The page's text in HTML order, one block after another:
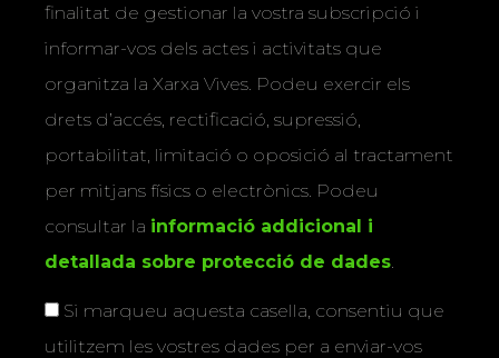
finalitat de gestionar la vostra subscripció i
informar-vos dels actes i activitats que
organitza la Xarxa Vives. Podeu exercir els
drets d’accés, rectificació, supressió,
portabilitat, limitació o oposició al tractament
per mitjans físics o electrònics. Podeu
consultar la informació addicional i
detallada sobre protecció de dades
Si marqueu aquesta casella, consentiu que
utilitzem les vostres dades per a enviar-vos